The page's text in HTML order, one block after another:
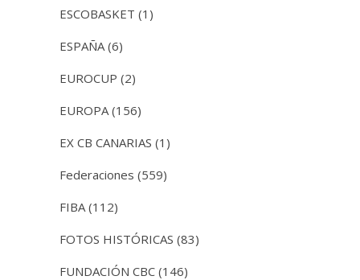
ESCOBASKET (1)
ESPAÑA (6)
EUROCUP (2)
EUROPA (156)
EX CB CANARIAS (1)
Federaciones (559)
FIBA (112)
FOTOS HISTÓRICAS (83)
FUNDACIÓN CBC (146)